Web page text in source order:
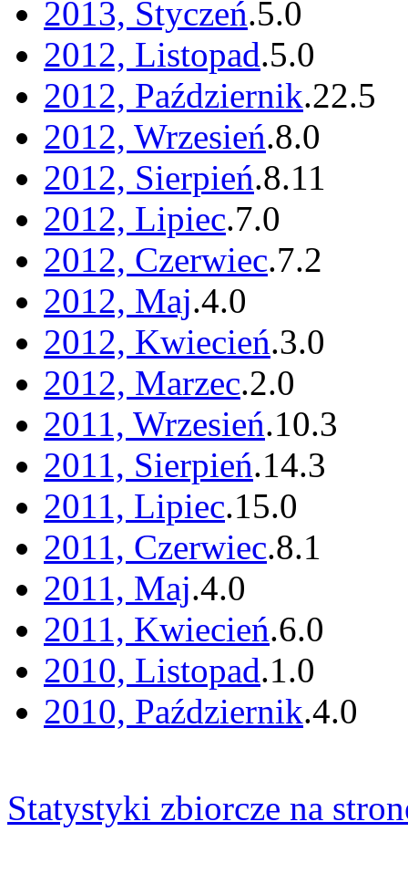
2013, Styczeń.5.0
2012, Listopad.5.0
2012, Październik.22.5
2012, Wrzesień.8.0
2012, Sierpień.8.11
2012, Lipiec.7.0
2012, Czerwiec.7.2
2012, Maj.4.0
2012, Kwiecień.3.0
2012, Marzec.2.0
2011, Wrzesień.10.3
2011, Sierpień.14.3
2011, Lipiec.15.0
2011, Czerwiec.8.1
2011, Maj.4.0
2011, Kwiecień.6.0
2010, Listopad.1.0
2010, Październik.4.0
Statystyki zbiorcze na